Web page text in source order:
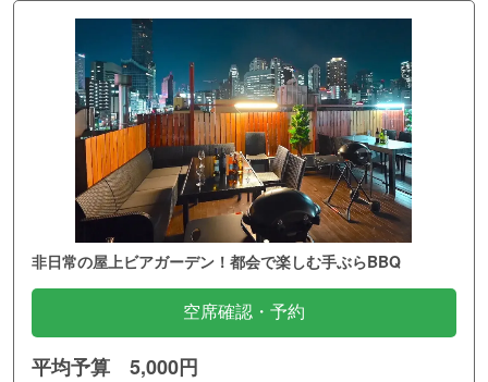
非日常の屋上ビアガーデン！都会で楽しむ手ぶらBBQ
空席確認・予約
平均予算 5,000円